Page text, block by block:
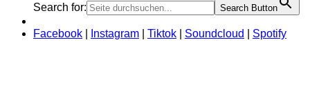
Search for: Search Button
Facebook Instagram Tiktok Soundcloud Spotify